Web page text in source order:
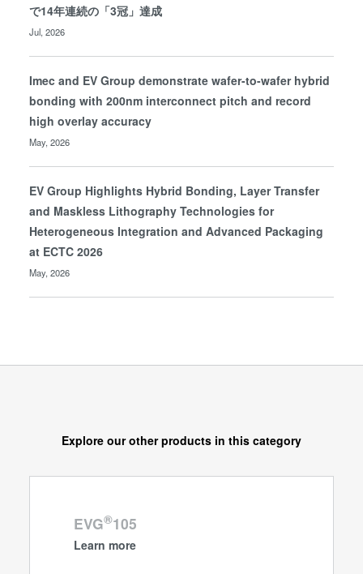
で14年連続の「3冠」達成
Jul, 2026
Imec and EV Group demonstrate wafer-to-wafer hybrid
bonding with 200nm interconnect pitch and record
high overlay accuracy
May, 2026
EV Group Highlights Hybrid Bonding, Layer Transfer
and Maskless Lithography Technologies for
Heterogeneous Integration and Advanced Packaging
at ECTC 2026
May, 2026
Explore our other products in this category
EVG®105
Learn more